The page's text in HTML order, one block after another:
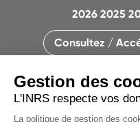
2026 2025
Consultez /